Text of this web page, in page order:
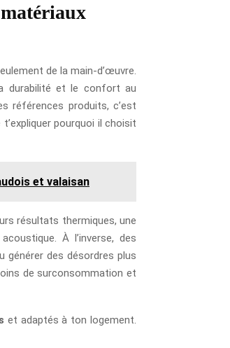
de la main-d’œuvre.
durabilité et le confort au
références produits, c’est
pourquoi il choisit
et valaisan
résultats thermiques, une
À l’inverse, des
générer des désordres plus
de surconsommation et
et adaptés à ton logement.